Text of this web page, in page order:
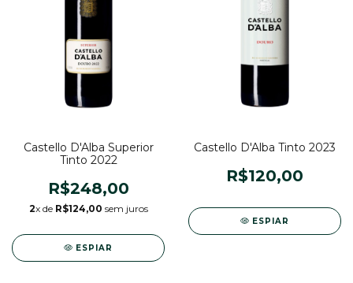
Castello D'Alba Superior
Tinto 2022
R$248,00
2x de R$124,00 sem juros
ESPIAR
Castello D'Alba Tinto 2023
R$120,00
ESPIAR